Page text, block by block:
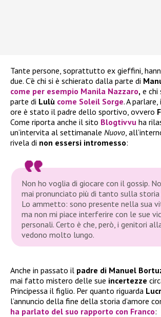
Tante persone, soprattutto ex gieffini,
due. C’è chi si è schierato dalla parte di
come per esempio Manila Nazzaro, e
parte di Lulù come Soleil Sorge. A
ore è stato il padre dello sportivo, ovvero
Come riporta anche il sito Blogtivvu ha
un’intervita al settimanale Nuovo ,
rivela di non essersi intromesso:
Non ho voglia di giocare con il gossip.
mai pronunciato più di tanto sulla
Lo ammetto: sono presente nella sua
ma non mi piace interferire con le sue
personali. Certo è che, però, i genitori
vedono molto lungo.
Anche in passato il padre di Manuel
mai fatto mistero delle sue incertezze
Principessa il figlio. Per quanto riguarda
l’annuncio della fine della storia d’amore
ha parlato del suo rapporto con Franco: